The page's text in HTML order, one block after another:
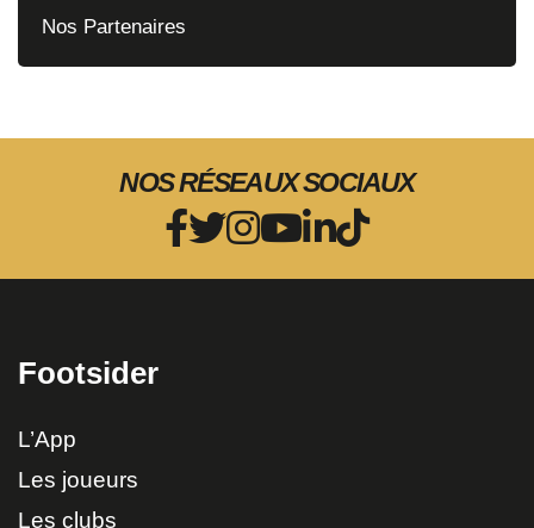
Nos Partenaires
NOS RÉSEAUX SOCIAUX
Footsider
L’App
Les joueurs
Les clubs